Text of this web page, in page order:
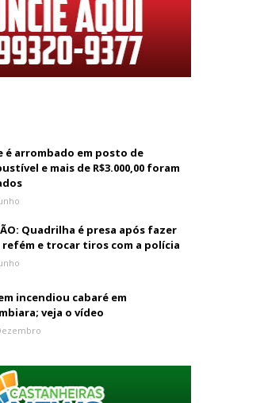
é arrombado em posto de
e mais de R$3.000,00 foram
Quadrilha é presa após fazer
refém e trocar tiros com a polícia
incendiou cabaré em
veja o vídeo